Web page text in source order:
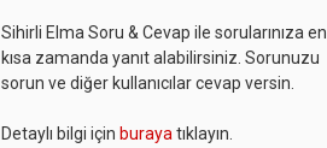
Sihirli Elma Soru & Cevap ile sorularınıza en
kısa zamanda yanıt alabilirsiniz. Sorunuzu
sorun ve diğer kullanıcılar cevap versin.
Detaylı bilgi için buraya tıklayın.